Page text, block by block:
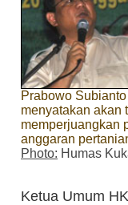
Prabowo Subianto
menyatakan akan
memperjuangkan
anggaran
Photo: Humas
Ketua Umum